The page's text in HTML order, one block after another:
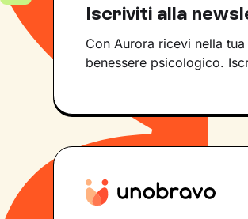
Iscriviti alla
Con Aurora ricevi nella
benessere psicologico.